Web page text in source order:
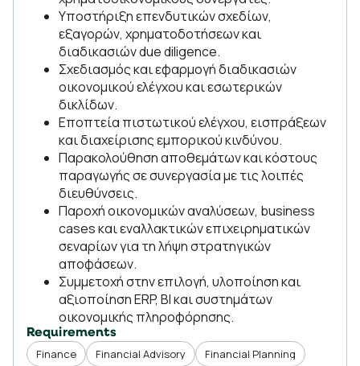
Υποστήριξη επενδυτικών σχεδίων,
εξαγορών, χρηματοδοτήσεων και
διαδικασιών due diligence.
Σχεδιασμός και εφαρμογή διαδικασιών
οικονομικού ελέγχου και εσωτερικών
δικλίδων.
Εποπτεία πιστωτικού ελέγχου, εισπράξεων
και διαχείρισης εμπορικού κινδύνου.
Παρακολούθηση αποθεμάτων και κόστους
παραγωγής σε συνεργασία με τις λοιπές
διευθύνσεις.
Παροχή οικονομικών αναλύσεων, business
cases και εναλλακτικών επιχειρηματικών
σεναρίων για τη λήψη στρατηγικών
αποφάσεων.
Συμμετοχή στην επιλογή, υλοποίηση και
αξιοποίηση ERP, BI και συστημάτων
οικονομικής πληροφόρησης.
Requirements
Finance Financial Advisory Financial Planning